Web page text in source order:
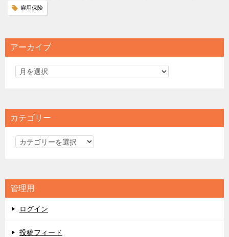
雇用保険
アーカイブ
カテゴリー
カ
リ
ー
管理用
ログイン
投稿フィード